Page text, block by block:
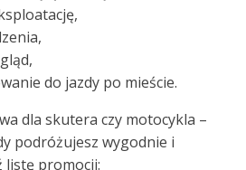
do jazdy po mieście.
dla skutera czy motocykla –
podróżujesz wygodnie i
listę promocji: